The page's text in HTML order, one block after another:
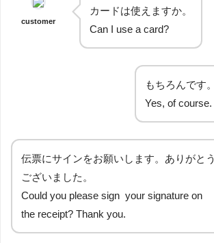
customer
カードは使えますか。
Can I use a card?
もちろんです。
Yes, of course.
伝票にサインをお願いします。ありがとう
ございました。
Could you please sign your signature on
the receipt? Thank you.